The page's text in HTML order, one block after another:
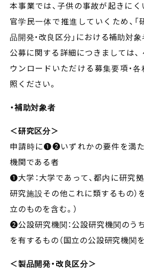
本事業では、子供の事故が起きに
官学民一体で推進していくため、「
品開発・改良区分」における補助対象
公募に関する詳細につきましては、
ウンロードいただける募集要項・
照ください。
・補助対象者
＜研究区分＞
申請時に❶❷いずれかの要件を満た
機関である者
❶大学：大学であって、都内に研究拠
研究施設その他これに類するもの）
立のものを含む。）
❷公設研究機関：公設研究機関のう
を有するもの（国立の公設研究機関を
＜製品開発・改良区分＞